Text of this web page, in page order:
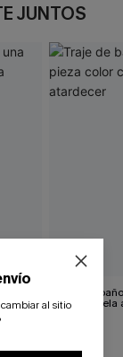
JUNTOS
Traje de
color canela
cambiar al sitio